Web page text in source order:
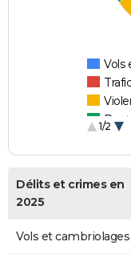
Vols
1/2
Délits et crimes en
2025
Vols et cambriolages